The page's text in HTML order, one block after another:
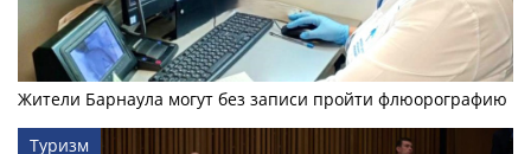
Жители Барнаула могут без записи пройти флюорографию
Туризм